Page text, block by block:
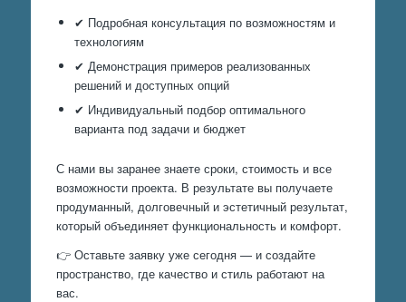
✔ Подробная консультация по возможностям и
технологиям
✔ Демонстрация примеров реализованных
решений и доступных опций
✔ Индивидуальный подбор оптимального
варианта под задачи и бюджет
С нами вы заранее знаете сроки, стоимость и все
возможности проекта. В результате вы получаете
продуманный, долговечный и эстетичный результат,
который объединяет функциональность и комфорт.
👉 Оставьте заявку уже сегодня — и создайте
пространство, где качество и стиль работают на
вас.